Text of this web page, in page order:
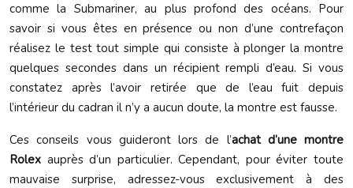
comme la Submariner, au plus profond des océans. Pour
savoir si vous êtes en présence ou non d’une contrefaçon
réalisez le test tout simple qui consiste à plonger la montre
quelques secondes dans un récipient rempli d’eau. Si vous
constatez après l’avoir retirée que de l’eau fuit depuis
l’intérieur du cadran il n’y a aucun doute, la montre est fausse.
Ces conseils vous guideront lors de l’achat d’une montre
Rolex auprès d’un particulier. Cependant, pour éviter toute
mauvaise surprise, adressez-vous exclusivement à des